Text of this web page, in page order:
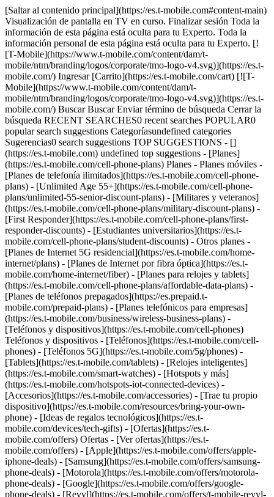
[Saltar al contenido principal](https://es.t-mobile.com#content-main)
Visualización de pantalla en TV en curso. Finalizar sesión Toda la
información de esta página está oculta para tu Experto. Toda la
información personal de esta página está oculta para tu Experto. [!
[T-Mobile](https://www.t-mobile.com/content/dam/t-
mobile/ntm/branding/logos/corporate/tmo-logo-v4.svg)](https://es.t-
mobile.com/) Ingresar [Carrito](https://es.t-mobile.com/cart) [![T-
Mobile](https://www.t-mobile.com/content/dam/t-
mobile/ntm/branding/logos/corporate/tmo-logo-v4.svg)](https://es.t-
mobile.com/) Buscar Buscar Enviar término de búsqueda Cerrar la
búsqueda RECENT SEARCHES0 recent searches POPULAR0
popular search suggestions Categoríasundefined categories
Sugerencias0 search suggestions TOP SUGGESTIONS - []
(https://es.t-mobile.com) undefined top suggestions - [Planes]
(https://es.t-mobile.com/cell-phone-plans) Planes - Planes móviles -
[Planes de telefonía ilimitados](https://es.t-mobile.com/cell-phone-
plans) - [Unlimited Age 55+](https://es.t-mobile.com/cell-phone-
plans/unlimited-55-senior-discount-plans) - [Militares y veteranos]
(https://es.t-mobile.com/cell-phone-plans/military-discount-plans) -
[First Responder](https://es.t-mobile.com/cell-phone-plans/first-
responder-discounts) - [Estudiantes universitarios](https://es.t-
mobile.com/cell-phone-plans/student-discounts) - Otros planes -
[Planes de Internet 5G residencial](https://es.t-mobile.com/home-
internet/plans) - [Planes de Internet por fibra óptica](https://es.t-
mobile.com/home-internet/fiber) - [Planes para relojes y tablets]
(https://es.t-mobile.com/cell-phone-plans/affordable-data-plans) -
[Planes de teléfonos prepagados](https://es.prepaid.t-
mobile.com/prepaid-plans) - [Planes telefónicos para empresas]
(https://es.t-mobile.com/business/wireless-business-plans) -
[Teléfonos y dispositivos](https://es.t-mobile.com/cell-phones)
Teléfonos y dispositivos - [Teléfonos](https://es.t-mobile.com/cell-
phones) - [Teléfonos 5G](https://es.t-mobile.com/5g/phones) -
[Tablets](https://es.t-mobile.com/tablets) - [Relojes inteligentes]
(https://es.t-mobile.com/smart-watches) - [Hotspots y más]
(https://es.t-mobile.com/hotspots-iot-connected-devices) -
[Accesorios](https://es.t-mobile.com/accessories) - [Trae tu propio
dispositivo](https://es.t-mobile.com/resources/bring-your-own-
phone) - [Ideas de regalos tecnológicos](https://es.t-
mobile.com/devices/tech-gifts) - [Ofertas](https://es.t-
mobile.com/offers) Ofertas - [Ver ofertas](https://es.t-
mobile.com/offers) - [Apple](https://es.t-mobile.com/offers/apple-
iphone-deals) - [Samsung](https://es.t-mobile.com/offers/samsung-
phone-deals) - [Motorola](https://es.t-mobile.com/offers/motorola-
phone-deals) - [Google](https://es.t-mobile.com/offers/google-
phone-deals) - [Revvl](https://es.t-mobile.com/offers/t-mobile-revvl-